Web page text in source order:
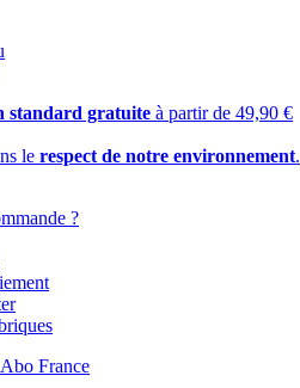
standard gratuite à partir de 49,90 €
le respect de notre environnement.
?